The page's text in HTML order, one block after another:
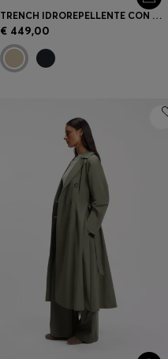
TRENCH IDROREPELLENTE CON CINTURA CON FIBBIA
€ 449,00